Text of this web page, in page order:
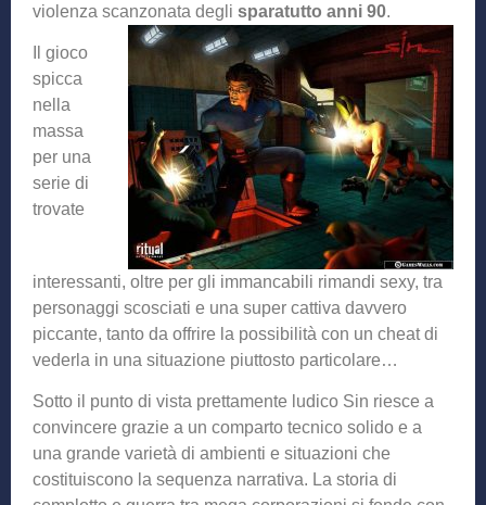
violenza scanzonata degli sparatutto anni 90.
Il gioco
spicca
nella
massa
per una
serie di
trovate
interessanti, oltre per gli immancabili rimandi sexy, tra
personaggi scosciati e una super cattiva davvero
piccante, tanto da offrire la possibilità con un cheat di
vederla in una situazione piuttosto particolare…
Sotto il punto di vista prettamente ludico Sin riesce a
convincere grazie a un comparto tecnico solido e a
una grande varietà di ambienti e situazioni che
costituiscono la sequenza narrativa. La storia di